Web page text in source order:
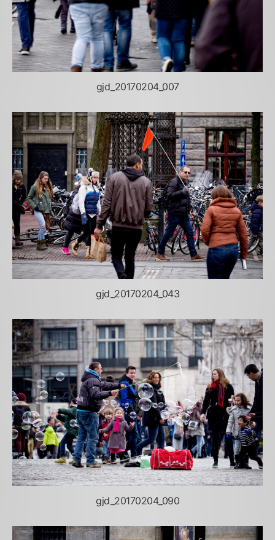
gjd_20170204_007
gjd_20170204_043
gjd_20170204_090